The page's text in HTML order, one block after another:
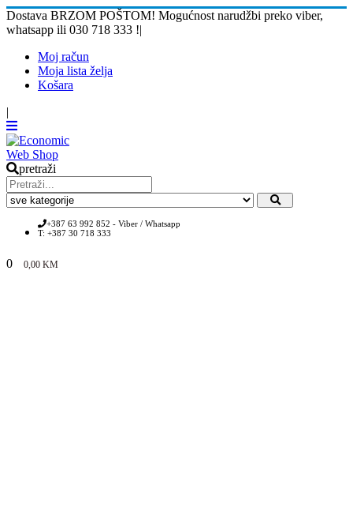
Dostava BRZOM POŠTOM! Mogućnost narudžbi preko viber,
whatsapp ili 030 718 333 !|
Moj račun
Moja lista želja
Košara
|
pretraži
+387 63 992 852 - Viber / Whatsapp
T: +387 30 718 333
0 0,00 KM